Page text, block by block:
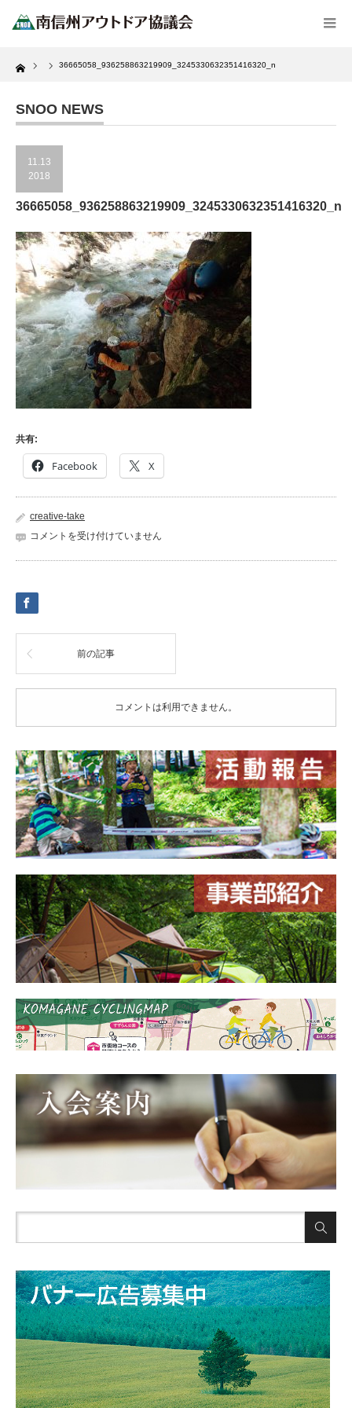
Home 36665058_936258863219909_3245330632351416320_n
SNOO NEWS
11.13
2018
36665058_936258863219909_3245330632351416320_n
共有:
Facebook X
creative-take
36665058_936258863219909_3245330632351416320_n
コメントを受け付けていません
前の記事
コメントは利用できません。